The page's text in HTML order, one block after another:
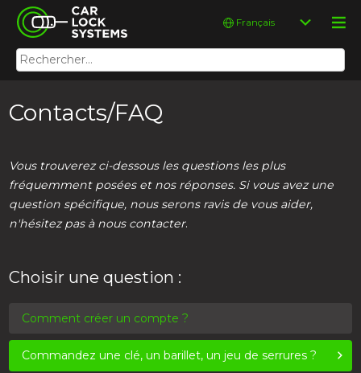
Skip
content
Car Lock Systems
Car Lock Systems
Rechercher :
Choisir
langue
Contacts/FAQ
Vous trouverez ci-dessous les questions les plus
fréquemment posées et nos réponses. Si vous avez une
question spécifique, nous serons ravis de vous aider,
n'hésitez pas à nous contacter.
Choisir une question :
Comment créer un compte ?
Commandez une clé, un barillet, un jeu de serrures ?